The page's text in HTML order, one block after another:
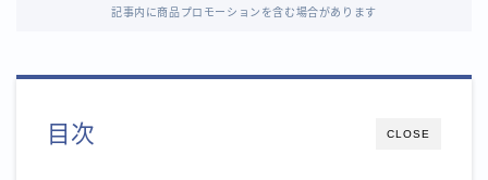
記事内に商品プロモーションを含む場合があります
CLOSE
目次